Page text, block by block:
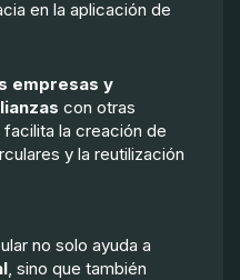
en la aplicación de
empresas y
con otras
la creación de
y la reutilización
no solo ayuda a
, sino que también